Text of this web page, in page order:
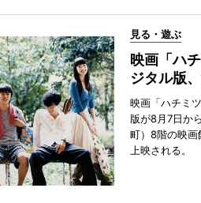
見る・遊ぶ
映画「ハ
ジタル版
映画「ハチミ
版が8月7日か
町）8階の映画
上映される。